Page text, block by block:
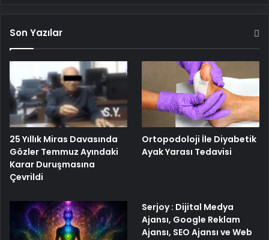
Son Yazılar
25 Yıllık Miras Davasında
Gözler Temmuz Ayındaki
Karar Duruşmasına
Çevrildi
Ortopodoloji İle Diyabetik
Ayak Yarası Tedavisi
Serjoy : Dijital Medya
Ajansı, Google Reklam
Ajansı, SEO Ajansı ve Web